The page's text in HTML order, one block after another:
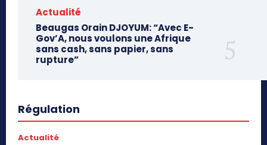
Actualité
Beaugas Orain DJOYUM: “Avec E-
Gov’A, nous voulons une Afrique
sans cash, sans papier, sans
rupture”
Régulation
Actualité